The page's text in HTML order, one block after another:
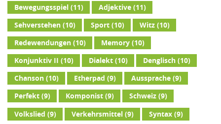
Bewegungsspiel(11) Adjektive(11)
Sehverstehen(10) Sport(10) Witz(10)
Redewendungen(10) Memory(10)
Konjunktiv II (10) Dialekt(10) Denglisch(10)
Chanson(10) Etherpad (9) Aussprache(9)
Perfekt(9) Komponist(9) Schweiz(9)
Volkslied (9) Verkehrsmittel(9) Syntax(9)